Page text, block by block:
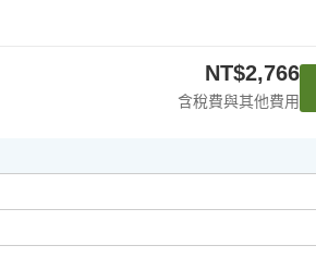
NT$2,766
含稅費與其他費用